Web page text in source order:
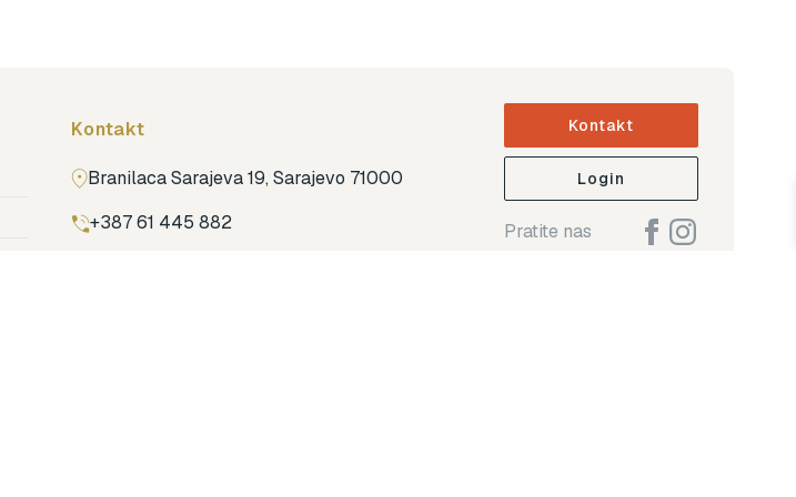
Kontakt
Branilaca Sarajeva 19, Sarajevo 71000
+387 61 445 882
Kontakt
Login
Pratite nas